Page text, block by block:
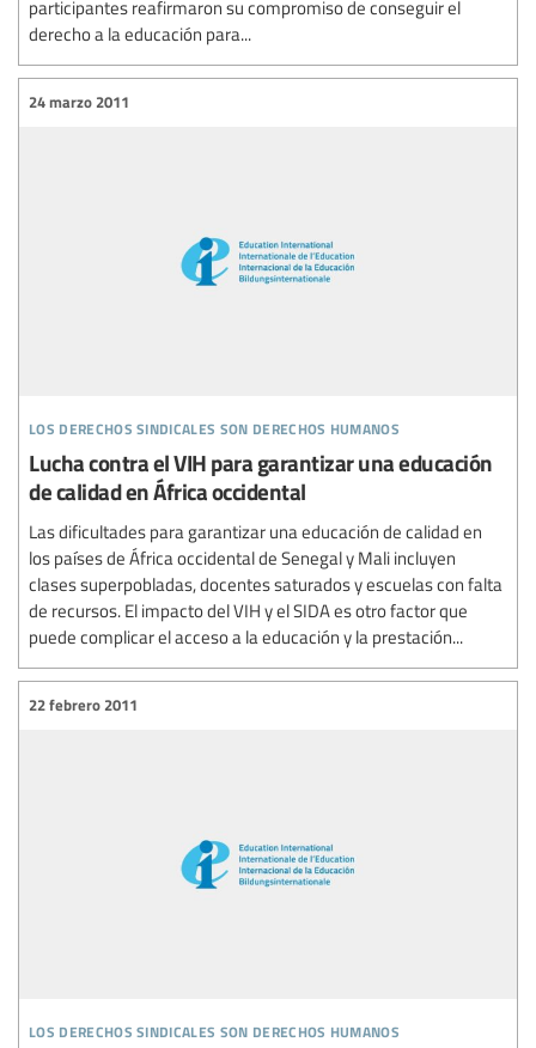
participantes reafirmaron su compromiso de conseguir el
derecho a la educación para...
los derechos sindicales son derechos humanos
24 marzo 2011
Lucha contra el VIH para garantizar una educación
de calidad en África occidental
Las dificultades para garantizar una educación de calidad en
los países de África occidental de Senegal y Mali incluyen
clases superpobladas, docentes saturados y escuelas con falta
de recursos. El impacto del VIH y el SIDA es otro factor que
puede complicar el acceso a la educación y la prestación...
los derechos sindicales son derechos humanos
22 febrero 2011